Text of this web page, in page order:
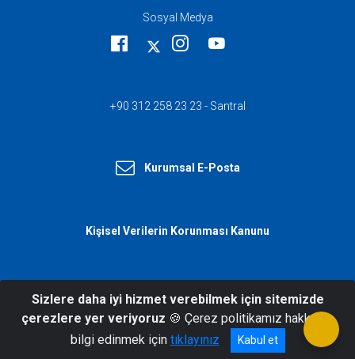
Sosyal Medya
+90 312 258 23 23 - Santral
Kurumsal E-Posta
Kişisel Verilerin Korunması Kanunu
© 2026 T.C. İçişleri Bakanlığı Afet ve
Acil Durum Yönetimi Başkanlığı
Sizlere daha iyi hizmet verebilmek için sitemizde
çerezlere yer veriyoruz 🍪 Çerez politikamız hakkında
bilgi edinmek için tıklayınız Kabul et